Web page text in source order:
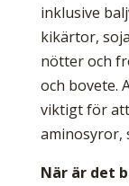
inklusive
kikärtor,
nötter och
och bovete.
viktigt för
aminosyror,
När är det